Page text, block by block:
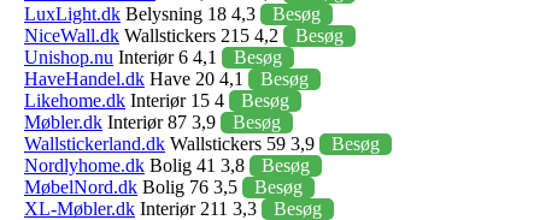
LuxLight.dk Belysning 18 4,3
Besøg
NiceWall.dk Wallstickers 215 4,2
Besøg
Unishop.nu Interiør 6 4,1
Besøg
HaveHandel.dk Have 20 4,1
Besøg
Likehome.dk Interiør 15 4
Besøg
Møbler.dk Interiør 87 3,9
Besøg
Wallstickerland.dk Wallstickers 59 3,9
Besøg
Nordlyhome.dk Bolig 41 3,8
Besøg
MøbelNord.dk Bolig 76 3,5
Besøg
XL-Møbler.dk Interiør 211 3,3
Besøg